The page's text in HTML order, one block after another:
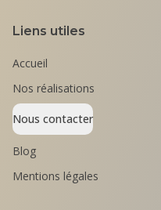
Liens utiles
Accueil
Nos réalisations
Nous contacter
Blog
Mentions légales